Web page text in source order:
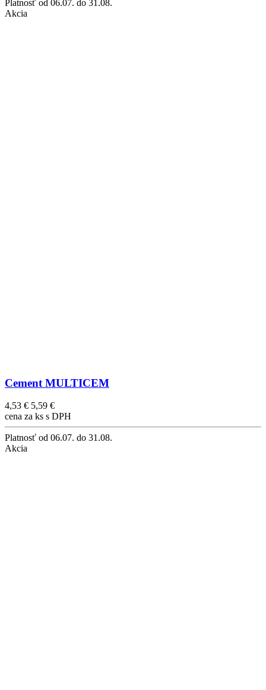
Platnosť od 06.07. do 31.08.
Akcia
Cement MULTICEM
4,53 € 5,59 €
cena za ks s DPH
Platnosť od 06.07. do 31.08.
Akcia